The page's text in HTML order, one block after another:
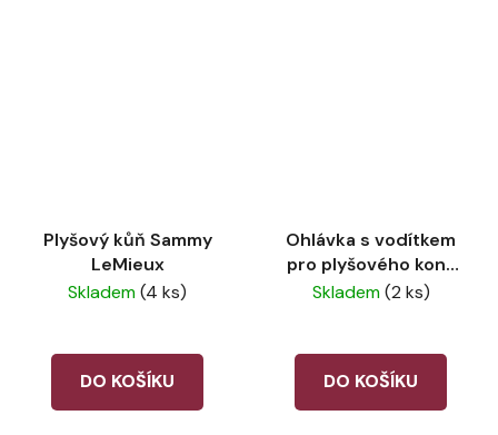
Plyšový kůň Sammy
LeMieux
Skladem(4 ks)
DO KOŠÍKU
Ohlávka s vodítkem
pro plyšového koně
LeMieux Blossom
Skladem(2 ks)
DO KOŠÍKU